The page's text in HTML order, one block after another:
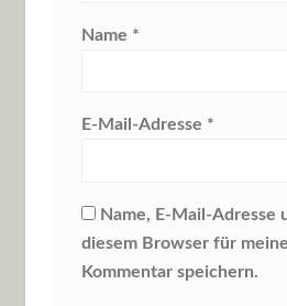
Name *
E-Mail-Adresse *
Name, E-Mail-Adresse
diesem Browser für
Kommentar speichern.